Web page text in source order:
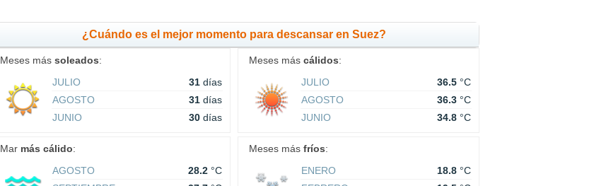
¿Cuándo es el mejor momento para descansar en Suez?
Meses mássoleados:
JULIO
31 días
AGOSTO
31 días
JUNIO
30 días
Meses máscálidos:
JULIO
36.5 °C
AGOSTO
36.3 °C
JUNIO
34.8 °C
Mar más cálido:
AGOSTO
28.2 °C
Meses másfríos:
ENERO
18.8 °C